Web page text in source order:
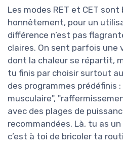
Les modes RET et CET
honnêtement, pour un
différence n’est pas
claires. On sent parfois une
dont la chaleur se répartit,
tu finis par choisir surtout
des programmes prédéfinis
musculaire",
avec des plages de
recommandées. Là, tu as
c’est à toi de bricoler ta